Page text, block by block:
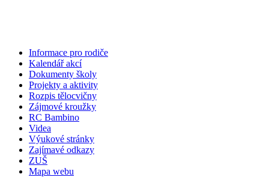
Informace pro rodiče
Kalendář akcí
Dokumenty školy
Projekty a aktivity
Rozpis tělocvičny
Zájmové kroužky
RC Bambino
Videa
Výukové stránky
Zajímavé odkazy
ZUŠ
Mapa webu